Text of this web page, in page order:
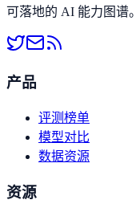
可落地的 AI 能力图谱。
产品
评测榜单
模型对比
数据资源
资源